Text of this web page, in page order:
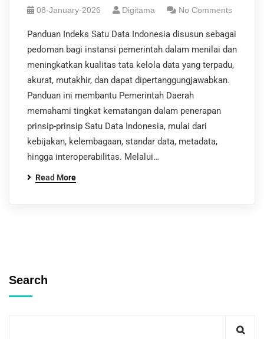
08-January-2026 Digitama No Comments
Panduan Indeks Satu Data Indonesia disusun sebagai
pedoman bagi instansi pemerintah dalam menilai dan
meningkatkan kualitas tata kelola data yang terpadu,
akurat, mutakhir, dan dapat dipertanggungjawabkan.
Panduan ini membantu Pemerintah Daerah
memahami tingkat kematangan dalam penerapan
prinsip-prinsip Satu Data Indonesia, mulai dari
kebijakan, kelembagaan, standar data, metadata,
hingga interoperabilitas. Melalui…
Read More
Search